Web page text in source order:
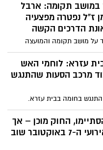
אנוש בתאונת הדרכים הקשה
6 סמוך לקריית גת ביום שישי האחרון,
(רביעי) לעולמה. למרות מאבק
קיבלו החלטה מעוררת השראה
במושב תקומה: ארבל
ז"ל נפטרה מפצעיה
הדרכים הקשה
על מושב תקומה והמועצה
נגב עם היוודע דבר מותה של
ז"ל, בתם של הילה ויעקב
תקומה, שנפצעה באורח אנוש
שאירעה בסוף השבוע האחרון.
עזרא: לוחמי האש
מרכב הסעות שהתנגש
בחומה בבית עזרא.
של מד"א העניקו טיפול
לבי"ח אסותא באשדוד, גבר כבן
החוק מוכן – אך
הנצחת אירועי ה-7 באוקטובר שוב